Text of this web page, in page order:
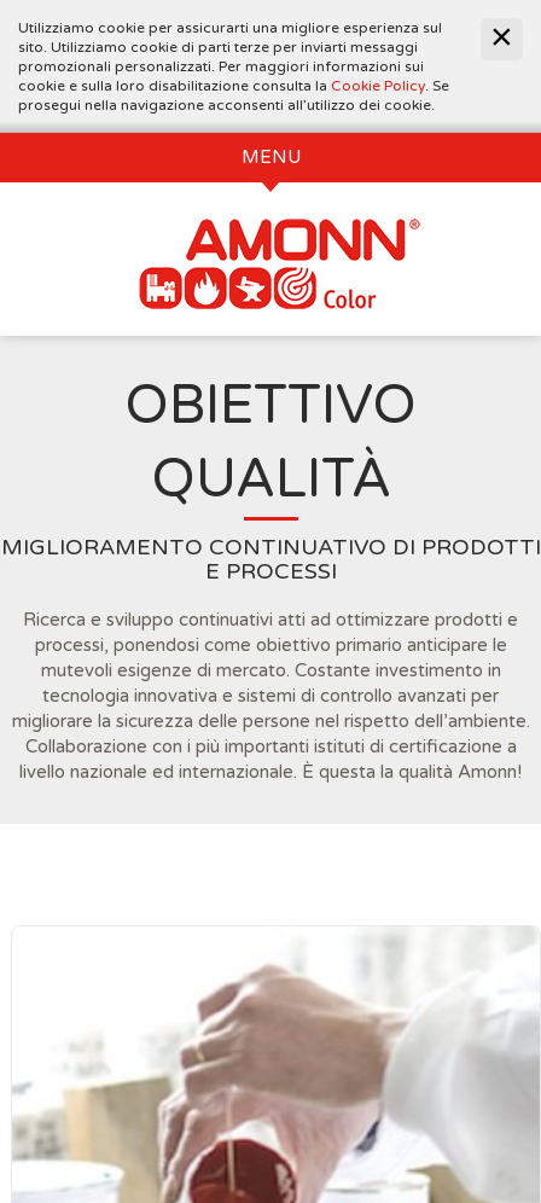
Utilizziamo cookie per assicurarti una migliore esperienza sul
sito. Utilizziamo cookie di parti terze per inviarti messaggi
promozionali personalizzati. Per maggiori informazioni sui
cookie e sulla loro disabilitazione consulta la Cookie Policy. Se
prosegui nella navigazione acconsenti all’utilizzo dei cookie.
MENU
OBIETTIVO
QUALITÀ
MIGLIORAMENTO CONTINUATIVO DI PRODOTTI
E PROCESSI
Ricerca e sviluppo continuativi atti ad ottimizzare prodotti e
processi, ponendosi come obiettivo primario anticipare le
mutevoli esigenze di mercato. Costante investimento in
tecnologia innovativa e sistemi di controllo avanzati per
migliorare la sicurezza delle persone nel rispetto dell’ambiente.
Collaborazione con i più importanti istituti di certificazione a
livello nazionale ed internazionale. È questa la qualità Amonn!